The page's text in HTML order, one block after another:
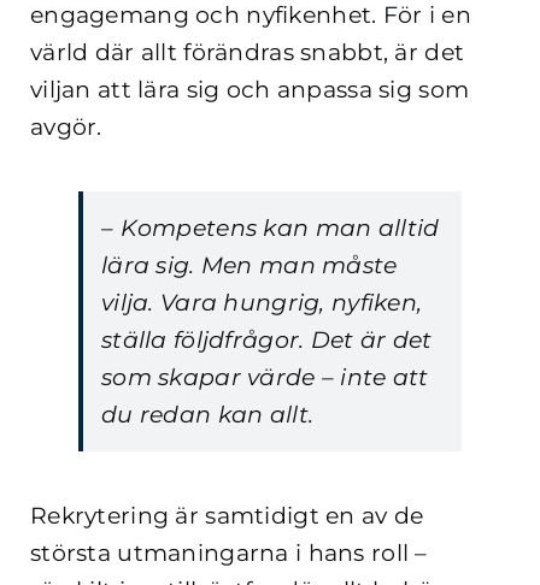
engagemang och nyfikenhet. För i en
värld där allt förändras snabbt, är det
viljan att lära sig och anpassa sig som
avgör.
– Kompetens kan man alltid
lära sig. Men man måste
vilja. Vara hungrig, nyfiken,
ställa följdfrågor. Det är det
som skapar värde – inte att
du redan kan allt.
Rekrytering är samtidigt en av de
största utmaningarna i hans roll –